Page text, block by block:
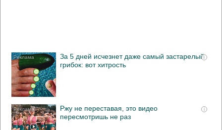
i
За 5 дней исчезнет даже самый застарелый
грибок: вот хитрость
i
Ржу не переставая, это видео
пересмотришь не раз